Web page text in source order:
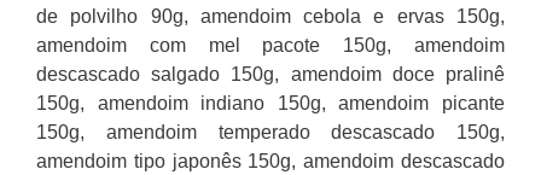
de polvilho 90g, amendoim cebola e ervas 150g,
amendoim com mel pacote 150g, amendoim
descascado salgado 150g, amendoim doce pralinê
150g, amendoim indiano 150g, amendoim picante
150g, amendoim temperado descascado 150g,
amendoim tipo japonês 150g, amendoim descascado